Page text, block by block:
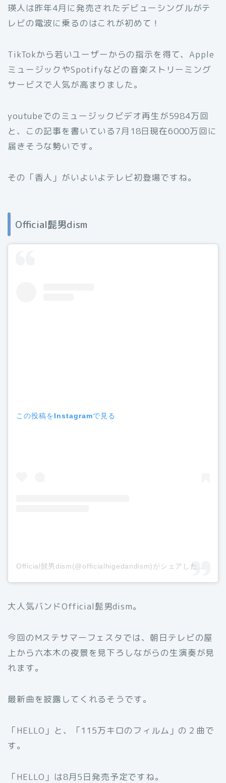
瑛人は昨年4月に発売されたデビューシングルがテ
レビの電波に乗るのはこれが初めて！
TikTokから若いユーザーからの指示を得て、Apple
ミュージックやSpotifyなどの音楽ストリーミング
サービスで人気が高まりました。
youtubeでのミュージックビデオ再生が5984万回
と、この記事を書いている7月18日現在6000万回に
届きそうな勢いです。
その「香人」がいよいよテレビ初登場ですね。
Official髭男dism
この投稿をInstagramで見る
大人気バンドOfficial髭男dism。
今回のMステサマーフェスタでは、朝日テレビの屋
上から六本木の夜景を見下ろしながらの生演奏が見
れます。
最新曲を披露してくれるそうです。
「HELLO」と、「115万キロのフィルム」の２曲で
す。
「HELLO」は8月5日発売予定ですね。